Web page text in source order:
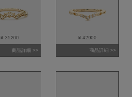
¥ 35200
商品詳細 >>
¥ 42900
商品詳細 >>